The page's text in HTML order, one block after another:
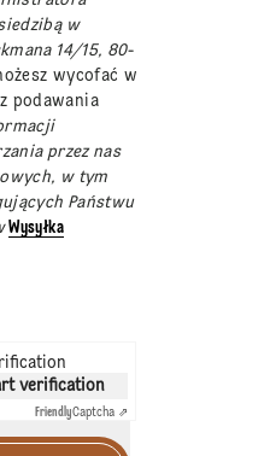
w
14/15, 80-
wycofać w
podawania
przez nas
w tym
Państwu
Wysyłka
verification
FriendlyCaptcha ⇗